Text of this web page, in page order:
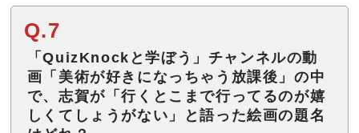
Q.7
「QuizKnockと学ぼう」チャンネルの動
画「美術が好きになっちゃう放課後」の中
で、志賀が「行くとこまで行ってるのが嬉
しくてしょうがない」と語った絵画の題名